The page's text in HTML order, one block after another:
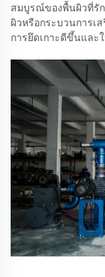
สมบูรณ์ของพื้นผิวที่รัก
ผิวหรือกระบวนการเ
การยึดเกาะดีขึ้นและ